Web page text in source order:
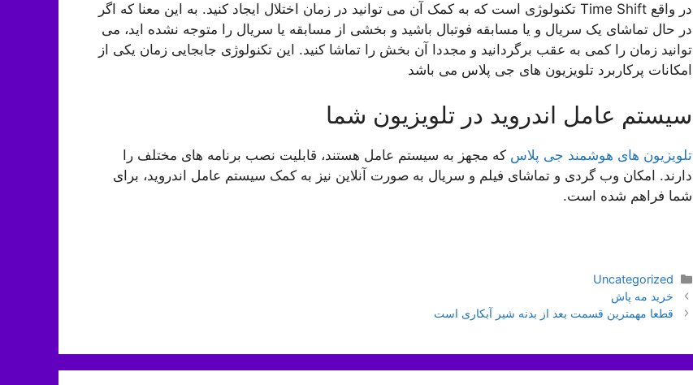
در واقع Time Shift تکنولوژی است که به کمک آن می توانید در زمان اختلال ایجاد کنید. به این معنا که اگر
در حال تماشای یک سریال و یا مسابقه فوتبال باشید و بخشی از مسابقه یا سریال را متوجه نشده اید، می
توانید زمان را کمی به عقب برگردانید و مجددا آن بخش را تماشا کنید. این تکنولوژی جابجایی زمان یکی از
امکانات پرکاربرد تلویزیون های جی پلاس می باشد
سیستم عامل اندروید در تلویزیون شما
تلویزیون های هوشمند جی پلاس که مجهز به سیستم عامل هستند، قابلیت نصب برنامه های مختلف را
دارند. امکان وب گردی و تماشای فیلم و سریال به صورت آنلاین نیز به کمک سیستم عامل اندروید، برای
شما فراهم شده است.
دسته‌ها
Uncategorized
ناوبری
نوشته‌ها
خرید مه پاش
قطعا مهمترین قسمت بعد از بدنه شیر آبکاری است